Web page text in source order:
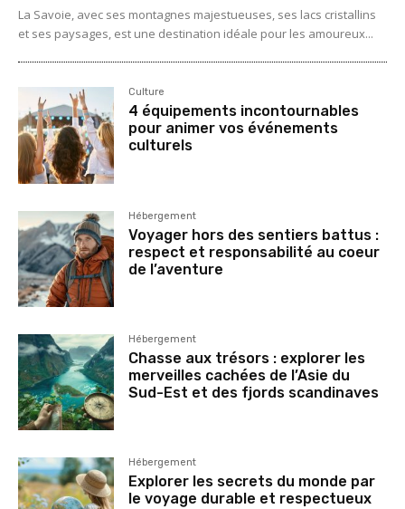
La Savoie, avec ses montagnes majestueuses, ses lacs cristallins
et ses paysages, est une destination idéale pour les amoureux...
Culture
4 équipements incontournables
pour animer vos événements
culturels
Hébergement
Voyager hors des sentiers battus :
respect et responsabilité au coeur
de l’aventure
Hébergement
Chasse aux trésors : explorer les
merveilles cachées de l’Asie du
Sud-Est et des fjords scandinaves
Hébergement
Explorer les secrets du monde par
le voyage durable et respectueux